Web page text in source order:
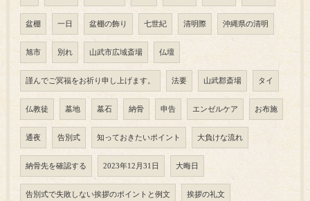
盆棚 一日 盆棚の飾り 七世紀 清明際 沖縄県の清明
旭市 別れ 山武市広域斎場 仏壇
謹んでご冥福をお祈り申し上げます。 法要 山武郡斎場 タイ
仏教徒 墓地 墓石 納骨 申告 エンゼルケア お布施
通夜 告別式 知っておきたいポイント 大負けな流れ
納骨先を確認する 2023年12月31日 大晦日
告別式で失敗しない挨拶のポイントと例文 挨拶の礼文